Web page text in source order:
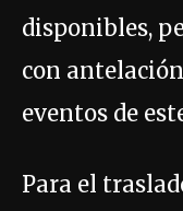
disponibles,
con
eventos de
Para el